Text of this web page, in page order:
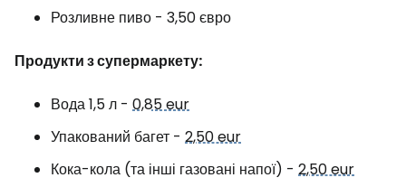
Розливне пиво - 3,50 євро
Продукти з супермаркету:
Вода 1,5 л - 0,85 eur
Упакований багет - 2,50 eur
Кока-кола (та інші газовані напої) - 2,50 eur